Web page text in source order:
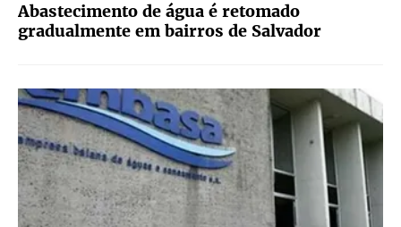
Abastecimento de água é retomado
gradualmente em bairros de Salvador